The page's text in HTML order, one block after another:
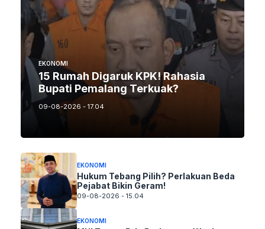
EKONOMI
15 Rumah Digaruk KPK! Rahasia
Bupati Pemalang Terkuak?
09-08-2026 - 17.04
EKONOMI
Hukum Tebang Pilih? Perlakuan Beda
Pejabat Bikin Geram!
09-08-2026 - 15.04
EKONOMI